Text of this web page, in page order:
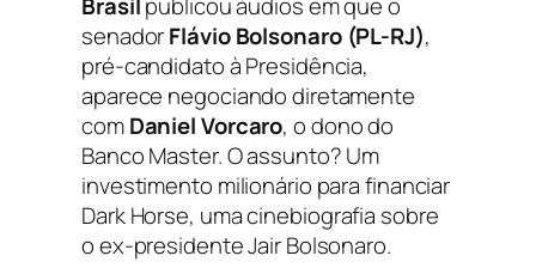
senadorFlávio Bolsonaro (PL-RJ),
pré-candidato à Presidência,
aparece negociando diretamente
comDaniel Vorcaro, o dono do
Banco Master. O assunto? Um
investimento milionário para financiar
Dark Horse, uma cinebiografia sobre
o ex-presidente Jair Bolsonaro.